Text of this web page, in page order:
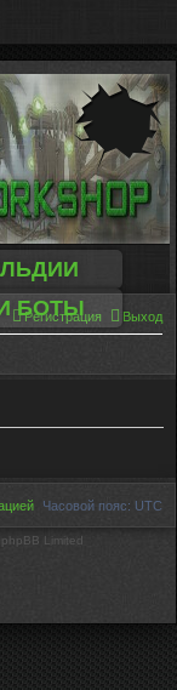
БОТЫ
Выход
Регистрация
Часовой пояс: UTC
Limited